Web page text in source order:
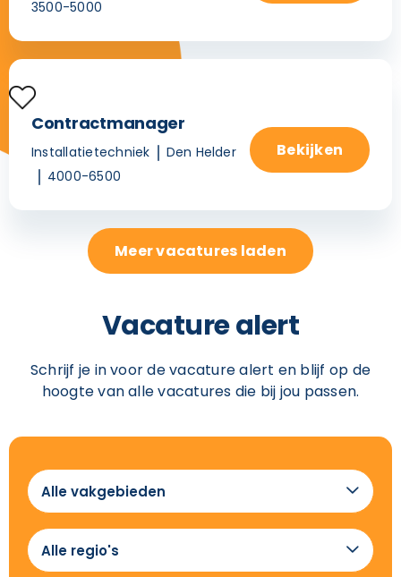
3500-5000
Contractmanager
Installatietechniek
Den Helder
4000-6500
Bekijken
Meer vacatures laden
Vacature alert
Schrijf je in voor de vacature alert en blijf op de
hoogte van alle vacatures die bij jou passen.
Alle
vakgebieden

Alle
regio's
(Vereist)
